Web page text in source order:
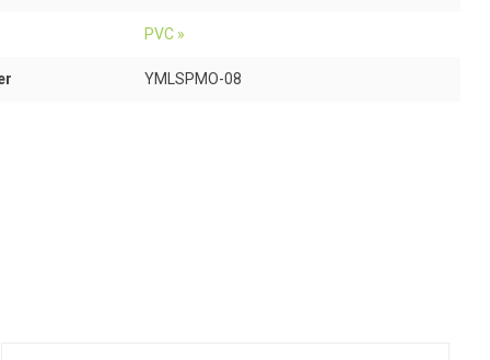
PVC »
YMLSPMO-08